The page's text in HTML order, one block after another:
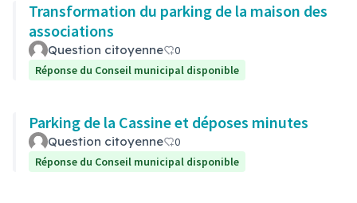
Transformation du parking de la maison des
associations
Question citoyenne
0
Réponse du Conseil municipal disponible
Parking de la Cassine et déposes minutes
Question citoyenne
0
Réponse du Conseil municipal disponible